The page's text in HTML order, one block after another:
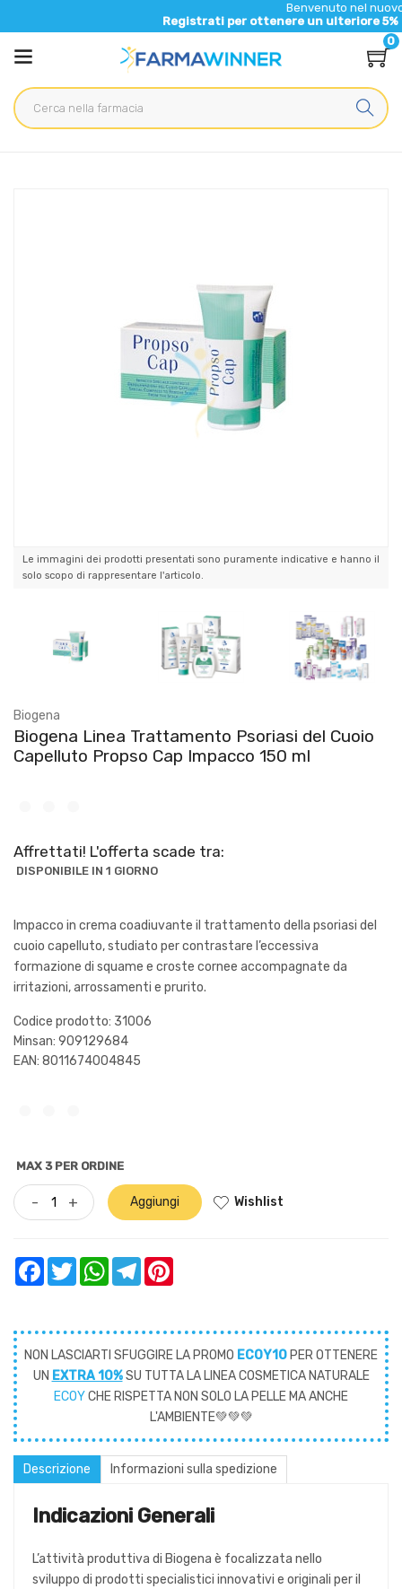
Benvenuto nel nuovo sito di
Registrati per ottenere un ulteriore 5% di sconto
0
Le immagini dei prodotti presentati sono puramente indicative e hanno il
solo scopo di rappresentare l'articolo.
Biogena
Biogena Linea Trattamento Psoriasi del Cuoio
Capelluto Propso Cap Impacco 150 ml
Affrettati! L'offerta scade tra:
DISPONIBILE IN 1 GIORNO
Impacco in crema coadiuvante il trattamento della psoriasi del
cuoio capelluto, studiato per contrastare l’eccessiva
formazione di squame e croste cornee accompagnate da
irritazioni, arrossamenti e prurito.
Codice prodotto: 31006
Minsan: 909129684
EAN: 8011674004845
MAX 3 PER ORDINE
- + Aggiungi Wishlist
FacebookTwitterWhatsAppTelegram
NON LASCIARTI SFUGGIRE LA PROMO ECOY10 PER OTTENERE
UN EXTRA 10%SU TUTTA LA LINEA COSMETICA NATURALE
ECOYCHE RISPETTA NON SOLO LA PELLE MA ANCHE
L'AMBIENTE💚💚💚
Descrizione Informazioni sulla spedizione
Indicazioni Generali
L’attività produttiva di Biogena è focalizzata nello
sviluppo di prodotti specialistici innovativi e originali per il